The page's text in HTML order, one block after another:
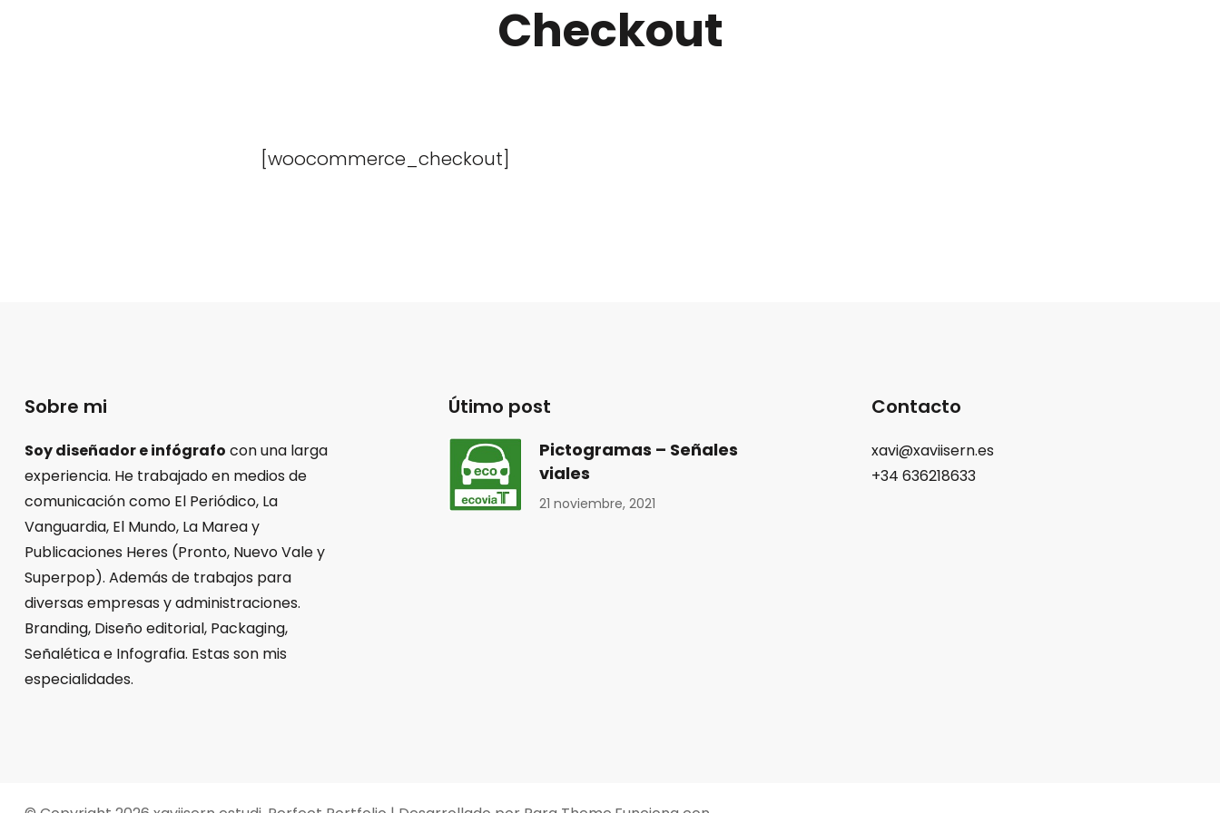
Checkout
[woocommerce_checkout]
Sobre mi
Soy diseñador e infógrafo con una larga
experiencia. He trabajado en medios de
comunicación como El Periódico, La
Vanguardia, El Mundo, La Marea y
Publicaciones Heres (Pronto, Nuevo Vale y
Superpop). Además de trabajos para
diversas empresas y administraciones.
Branding, Diseño editorial, Packaging,
Señalética e Infografia. Estas son mis
especialidades.
Útimo post
Pictogramas – Señales
viales
21 noviembre, 2021
Contacto
xavi@xaviisern.es
+34 636218633